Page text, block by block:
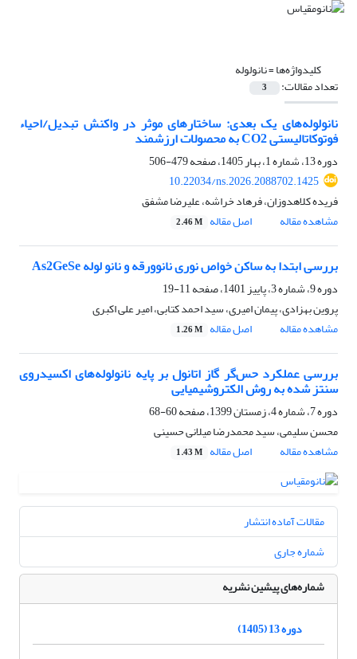
کلیدواژه‌ها =نانولوله
تعداد مقالات: 3
نانولوله‌های یک بعدی: ساختارهای موثر در واکنش تبدیل/احیاء
فوتوکاتالیستی CO2 به محصولات ارزشمند
دوره 13، شماره 1، بهار 1405، صفحه
479-506
10.22034/ns.2026.2088702.1425
فریده کلاهدوزان، فرهاد خراشه، علیرضا مشفق
مشاهده مقاله
اصل مقاله 2.46 M
بررسی ابتدا به ساکن خواص نوری نانوورقه و نانو لوله As2GeSe
دوره 9، شماره 3، پاییز 1401، صفحه
11-19
پروین بهزادی، پیمان امیری، سید احمد کتابی، امیر علی اکبری
مشاهده مقاله
اصل مقاله 1.26 M
بررسی عملکرد حس‌گر گاز اتانول بر پایه نانولوله‌های اکسیدروی
سنتز شده به روش الکتروشیمیایی
دوره 7، شماره 4، زمستان 1399، صفحه
60-68
محسن سلیمی، سید محمدرضا میلانی حسینی
مشاهده مقاله
اصل مقاله 1.43 M
مقالات آماده انتشار
شماره جاری
شماره‌های پیشین نشریه
دوره 13 (1405)